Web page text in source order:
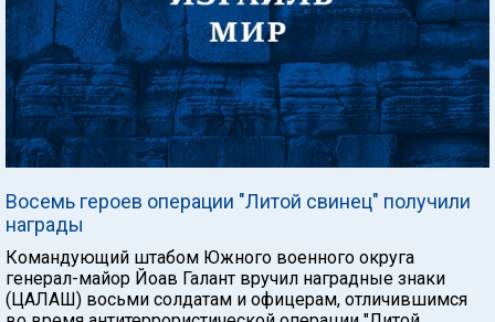
Восемь героев операции "Литой свинец" получили
награды
Командующий штабом Южного военного округа
генерал-майор Йоав Галант вручил наградные знаки
(ЦАЛАШ) восьми солдатам и офицерам, отличившимся